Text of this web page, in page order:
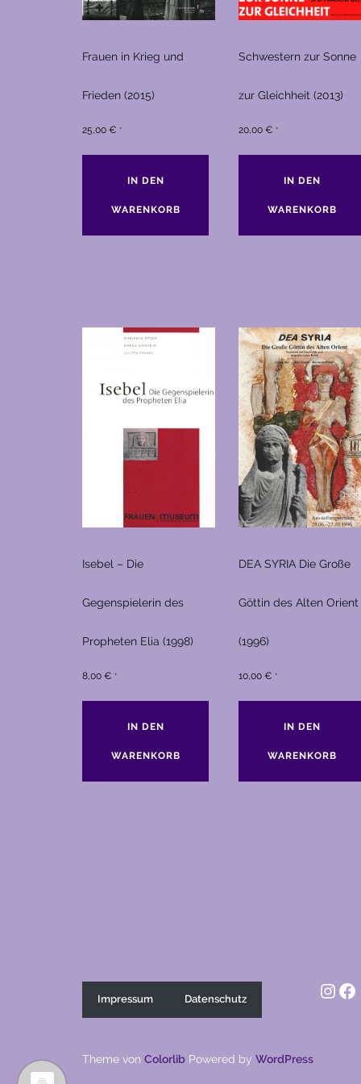
Frauen in Krieg und
Frieden (2015)
25,00 € *
IN DEN
WARENKORB
Schwestern zur Sonne
zur Gleichheit (2013)
20,00 € *
IN DEN
WARENKORB
Isebel – Die
Gegenspielerin des
Propheten Elia (1998)
8,00 € *
IN DEN
WARENKORB
DEA SYRIA Die Große
Göttin des Alten Orient
(1996)
10,00 € *
IN DEN
WARENKORB
Impressum Datenschutz
Theme von Colorlib Powered by WordPress